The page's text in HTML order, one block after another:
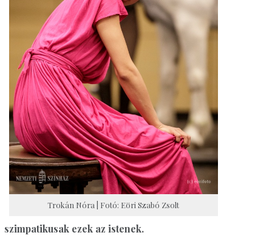
Trokán Nóra | Fotó: Eöri Szabó Zsolt
szimpatikusak ezek az istenek.